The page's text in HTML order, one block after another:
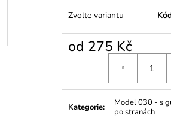
Zvolte variantu
od 275 Kč
Kategorie:
Model 030 - s
po stranách